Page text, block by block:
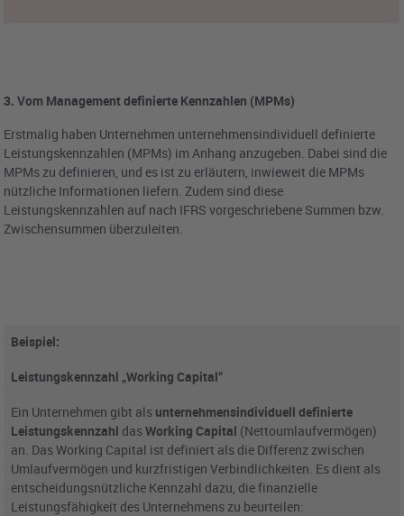
3. Vom Management definierte Kennzahlen (MPMs)
Erstmalig haben Unternehmen unternehmensindividuell definierte
Leistungskennzahlen (MPMs) im Anhang anzugeben. Dabei sind die
MPMs zu definieren, und es ist zu erläutern, inwieweit die MPMs
nützliche Informationen liefern. Zudem sind diese
Leistungskennzahlen auf nach IFRS vorgeschriebene Summen bzw.
Zwischensummen überzuleiten.
Beispiel:
Leistungskennzahl „Working Capital“
Ein Unternehmen gibt als unternehmensindividuell definierte
Leistungskennzahl dasWorking Capital (Nettoumlaufvermögen)
an. Das Working Capital ist definiert als die Differenz zwischen
Umlaufvermögen und kurzfristigen Verbindlichkeiten. Es dient als
entscheidungsnützliche Kennzahl dazu, die finanzielle
Leistungsfähigkeit des Unternehmens zu beurteilen: